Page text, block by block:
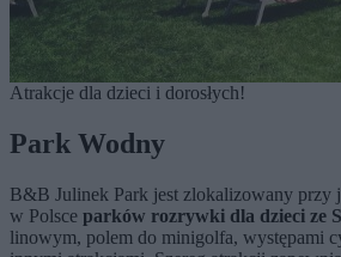
Atrakcje dla dzieci i dorosłych!
Park Wodny
B&B Julinek Park jest zlokalizowany przy
w Polsce parków rozrywki dla dzieci ze
linowym, polem do minigolfa, występami